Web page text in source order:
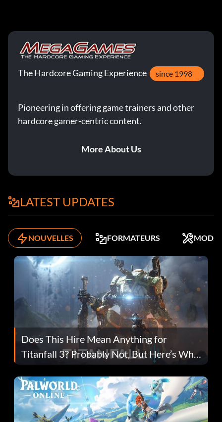
The Hardcore Gaming Experience since 1998
Pioneering in offering game trainers and other
hardcore gamer-centric content.
More About Us
LATEST UPDATES
NOUVELLES FORMATEURS MODS
Does This Hire Mean Anything for
Titanfall 3? Probably Not, But Here’s Why
Fans Are Hopeful